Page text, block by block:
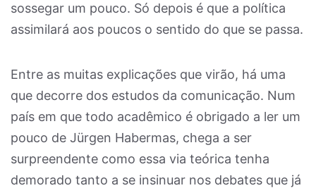
sossegar um pouco. Só depois é que a política
assimilará aos poucos o sentido do que se passa.
Entre as muitas explicações que virão, há uma
que decorre dos estudos da comunicação. Num
país em que todo acadêmico é obrigado a ler um
pouco de Jürgen Habermas, chega a ser
surpreendente como essa via teórica tenha
demorado tanto a se insinuar nos debates que já